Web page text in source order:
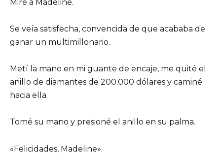
Miré a Madeline.
Se veía satisfecha, convencida de que acababa de
ganar un multimillonario.
Metí la mano en mi guante de encaje, me quité el
anillo de diamantes de 200.000 dólares y caminé
hacia ella.
Tomé su mano y presioné el anillo en su palma.
«Felicidades, Madeline».